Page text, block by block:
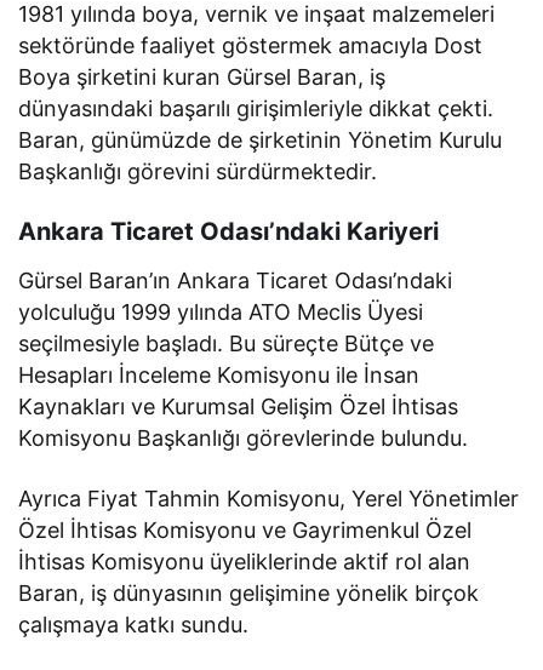
1981 yılında boya, vernik ve inşaat malzemeleri
sektöründe faaliyet göstermek amacıyla Dost
Boya şirketini kuran Gürsel Baran, iş
dünyasındaki başarılı girişimleriyle dikkat çekti.
Baran, günümüzde de şirketinin Yönetim Kurulu
Başkanlığı görevini sürdürmektedir.
Ankara Ticaret Odası’ndaki Kariyeri
Gürsel Baran’ın Ankara Ticaret Odası’ndaki
yolculuğu 1999 yılında ATO Meclis Üyesi
seçilmesiyle başladı. Bu süreçte Bütçe ve
Hesapları İnceleme Komisyonu ile İnsan
Kaynakları ve Kurumsal Gelişim Özel İhtisas
Komisyonu Başkanlığı görevlerinde bulundu.
Ayrıca Fiyat Tahmin Komisyonu, Yerel Yönetimler
Özel İhtisas Komisyonu ve Gayrimenkul Özel
İhtisas Komisyonu üyeliklerinde aktif rol alan
Baran, iş dünyasının gelişimine yönelik birçok
çalışmaya katkı sundu.